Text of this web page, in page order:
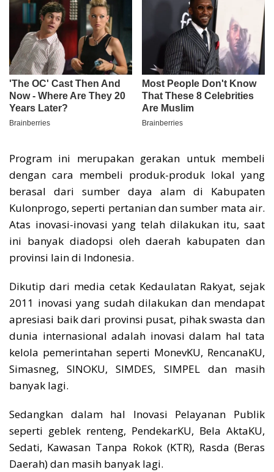
Program ini merupakan gerakan untuk membeli
dengan cara membeli produk-produk lokal yang
berasal dari sumber daya alam di Kabupaten
Kulonprogo, seperti pertanian dan sumber mata air.
Atas inovasi-inovasi yang telah dilakukan itu, saat
ini banyak diadopsi oleh daerah kabupaten dan
provinsi lain di Indonesia.
Dikutip dari media cetak Kedaulatan Rakyat, sejak
2011 inovasi yang sudah dilakukan dan mendapat
apresiasi baik dari provinsi pusat, pihak swasta dan
dunia internasional adalah inovasi dalam hal tata
kelola pemerintahan seperti MonevKU, RencanaKU,
Simasneg, SINOKU, SIMDES, SIMPEL dan masih
banyak lagi.
Sedangkan dalam hal Inovasi Pelayanan Publik
seperti geblek renteng, PendekarKU, Bela AktaKU,
Sedati, Kawasan Tanpa Rokok (KTR), Rasda (Beras
Daerah) dan masih banyak lagi.